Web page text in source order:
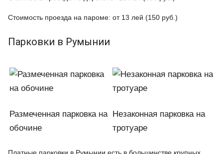
Стоимость проезда на пароме: от 13 лей (150 руб.)
Парковки в Румынии
Размеченная парковка на
обочине
Незаконная парковка на
тротуаре